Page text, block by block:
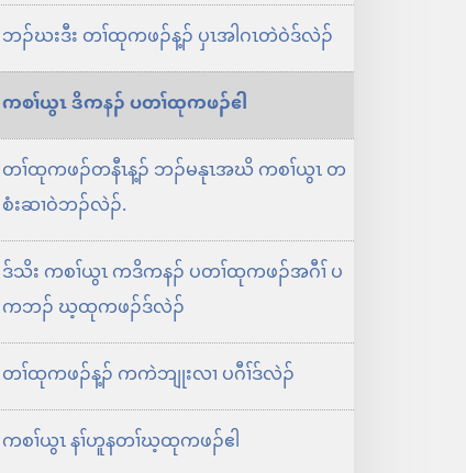
လၢ
တၢ်
ဒီ
လိး
ဒံၤ
တၢၤ
လံာ်
တ
ဖၣ်
အ
ဂီၢ်
တၢး
လီၢ်
ခံ
လၢ
ညါ
ဘၣ်ဃးဒီး တၢ်ထုကဖၣ်န့ၣ် ပှၤအါဂၤတဲဝဲဒ်လဲၣ်
ကစၢ်ယွၤ ဒိကနၣ်​ ပတၢ်ထုကဖၣ်ဧါ
တၢ်ထုကဖၣ်တနီၤန့ၣ်​ ဘၣ်မနုၤအဃိ ကစၢ်ယွၤ တ
စံးဆၢဝဲဘၣ်လဲၣ်.
ဒ်သိး ကစၢ်ယွၤ ကဒိကနၣ်​ ပတၢ်ထုကဖၣ်အဂီၢ် ပ
ကဘၣ်​ ဃ့ထုကဖၣ်ဒ်လဲၣ်
တၢ်ထုကဖၣ်န့ၣ် ကကဲဘျုးလၢ ပဂီၢ်ဒ်လဲၣ်
ကစၢ်ယွၤ နၢ်ဟူနတၢ်ဃ့ထုကဖၣ်ဧါ